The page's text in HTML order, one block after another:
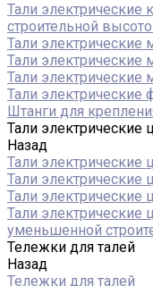
Тали электрические
строительной
Тали электрические
Тали электрические
Тали электрические
Тали электрические
Штанги для
Тали электрические
Назад
Тали электрические
Тали
Тали электрические
Тали
уменьшенной
Тележки для талей
Назад
Тележки для талей